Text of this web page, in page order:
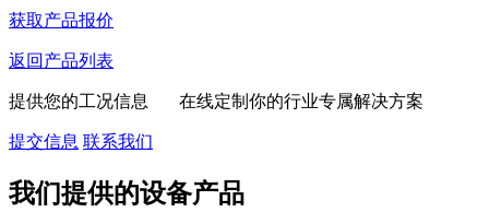
获取产品报价
返回产品列表
提供您的工况信息 在线定制你的行业专属解决方案
提交信息 联系我们
我们提供的设备产品